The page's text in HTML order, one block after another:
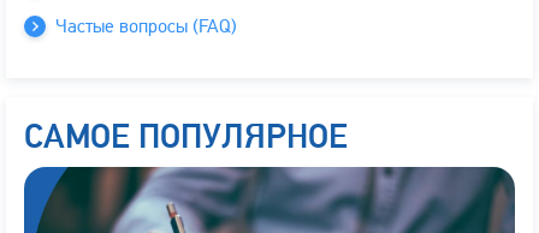
Частые вопросы (FAQ)
САМОЕ ПОПУЛЯРНОЕ